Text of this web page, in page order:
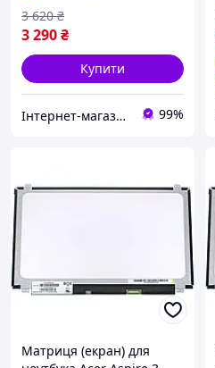
3 290₴
3 620 ₴
Купити
Інтернет-магазин "SmartPart" 99%
Матриця (екран) для